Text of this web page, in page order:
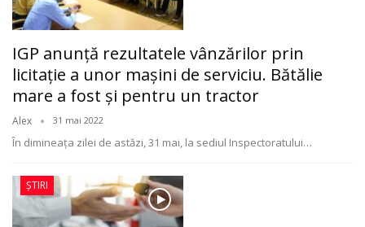
IGP anunţă rezultatele vânzărilor prin
licitaţie a unor maşini de serviciu. Bătălie
mare a fost şi pentru un tractor
Alex 31 mai 2022
În dimineața zilei de astăzi, 31 mai, la sediul Inspectoratului…
ȘTIRI